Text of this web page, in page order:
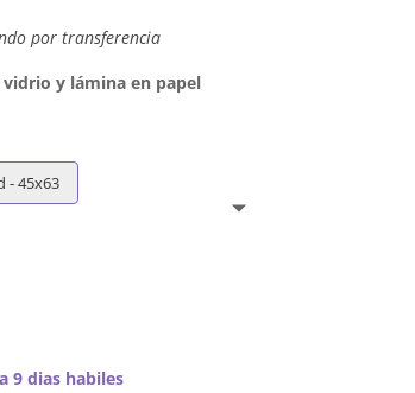
por transferencia
y lámina en papel
- 45x63
9 dias habiles